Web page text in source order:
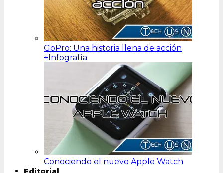
GoPro: Una historia llena de acción
+Infografía
Conociendo el nuevo Apple Watch
Editorial